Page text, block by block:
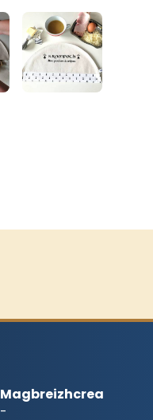
Magbreizhcrea
-